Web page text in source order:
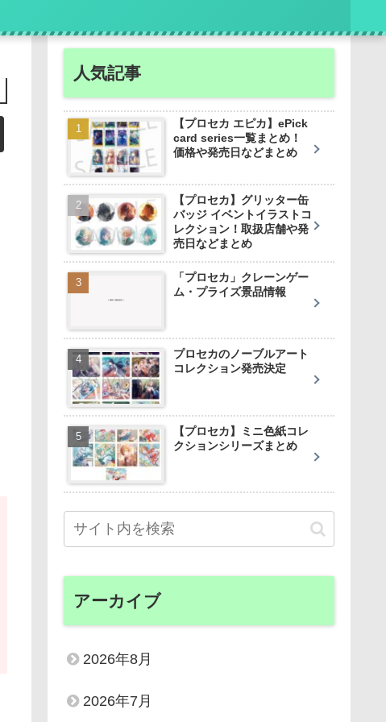
人気記事
【プロセカ エピカ】ePick
card series一覧まとめ！
価格や発売日などまとめ
【プロセカ】グリッター缶
バッジ イベントイラストコ
レクション！取扱店舗や発
売日などまとめ
「プロセカ」クレーンゲー
ム・プライズ景品情報
プロセカのノーブルアート
コレクション発売決定
【プロセカ】ミニ色紙コレ
クションシリーズまとめ
アーカイブ
2026年8月
2026年7月